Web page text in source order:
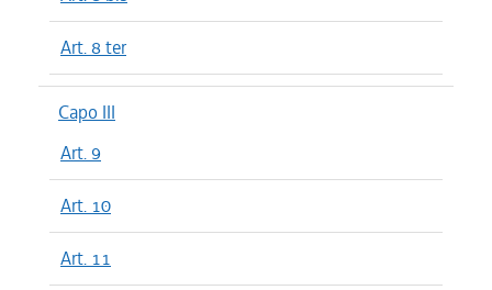
Art. 8 ter
Capo III
Art. 9
Art. 10
Art. 11